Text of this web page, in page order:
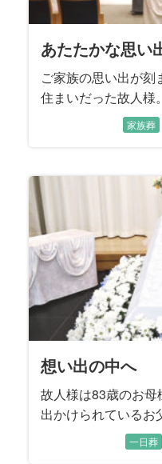
あたたかな思い
ご家族の思い出が刻
住まいだった故人様
とお孫様に囲まれ
明るくてとても活
れていたそうです。
のお見送りをお手伝
ご依頼をいただきま
家族葬
想い出の中へ
故人様は83歳のお
出かけられているお
せは喪主であるご
だきました。 お父
一日葬